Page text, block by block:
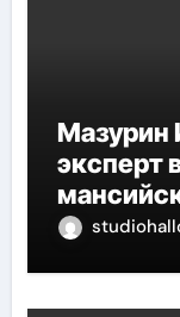
Мазурин
эксперт